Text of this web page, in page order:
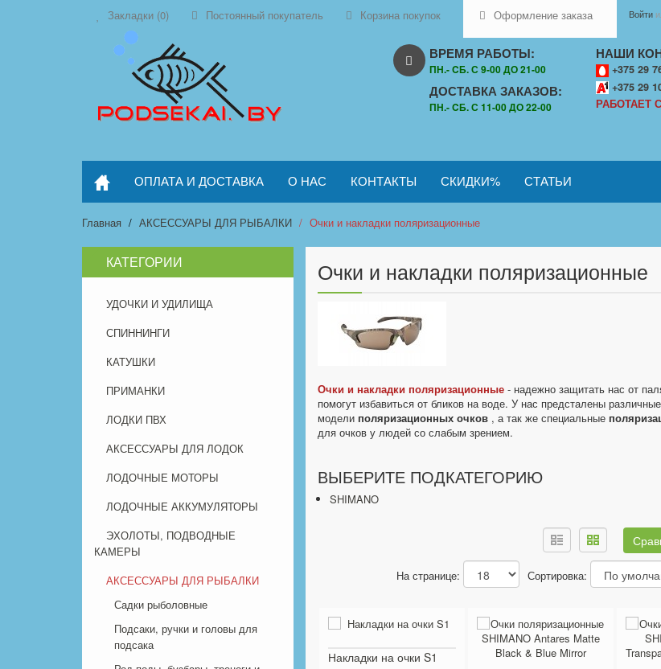
Закладки (0) Постоянный покупатель Корзина покупок Оформление заказа Войти
ВРЕМЯ РАБОТЫ:
ПН.- CБ. С 9-00 ДО 21-00
ДОСТАВКА ЗАКАЗОВ:
ПН.- CБ. С 11-00 ДО 22-00
НАШИ
+375 29
+375 29
РАБОТАЕТ С
ОПЛАТА И ДОСТАВКА О НАС КОНТАКТЫ СКИДКИ% СТАТЬИ
Главная АКСЕССУАРЫ ДЛЯ РЫБАЛКИ Очки и накладки поляризационные
КАТЕГОРИИ
УДОЧКИ И УДИЛИЩА
СПИННИНГИ
КАТУШКИ
ПРИМАНКИ
ЛОДКИ ПВХ
АКСЕССУАРЫ ДЛЯ ЛОДОК
ЛОДОЧНЫЕ МОТОРЫ
ЛОДОЧНЫЕ АККУМУЛЯТОРЫ
ЭХОЛОТЫ, ПОДВОДНЫЕ
КАМЕРЫ
АКСЕССУАРЫ ДЛЯ РЫБАЛКИ
Садки рыболовные
Подсаки, ручки и головы для
подсака
Очки и накладки поляризационные
Очки и накладки поляризационные- надежно защитать нас от
помогут избавиться от бликов на воде. У нас предсталены различные
модели поляризационных очков, а так же специальные
для очков у людей со слабым зрением.
ВЫБЕРИТЕ ПОДКАТЕГОРИЮ
SHIMANO
На странице: Сортировка:
Накладки на очки S1